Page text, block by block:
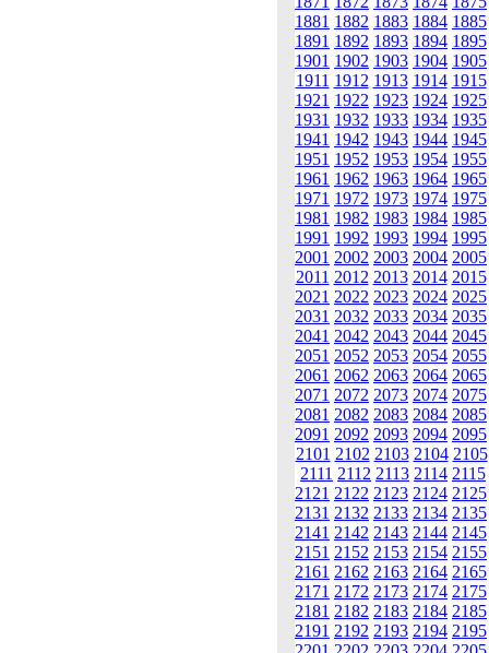
1881 1882 1883 1884 1885
1891 1892 1893 1894 1895
1901 1902 1903 1904 1905
1911 1912 1913 1914 1915
1921 1922 1923 1924 1925
1931 1932 1933 1934 1935
1941 1942 1943 1944 1945
1951 1952 1953 1954 1955
1961 1962 1963 1964 1965
1971 1972 1973 1974 1975
1981 1982 1983 1984 1985
1991 1992 1993 1994 1995
2001 2002 2003 2004 2005
2011 2012 2013 2014 2015
2021 2022 2023 2024 2025
2031 2032 2033 2034 2035
2041 2042 2043 2044 2045
2051 2052 2053 2054 2055
2061 2062 2063 2064 2065
2071 2072 2073 2074 2075
2081 2082 2083 2084 2085
2091 2092 2093 2094 2095
2101 2102 2103 2104 2105
2111 2112 2113 2114 2115
2121 2122 2123 2124 2125
2131 2132 2133 2134 2135
2141 2142 2143 2144 2145
2151 2152 2153 2154 2155
2161 2162 2163 2164 2165
2171 2172 2173 2174 2175
2181 2182 2183 2184 2185
2191 2192 2193 2194 2195